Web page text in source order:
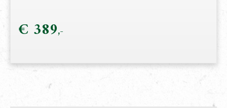
€ 389